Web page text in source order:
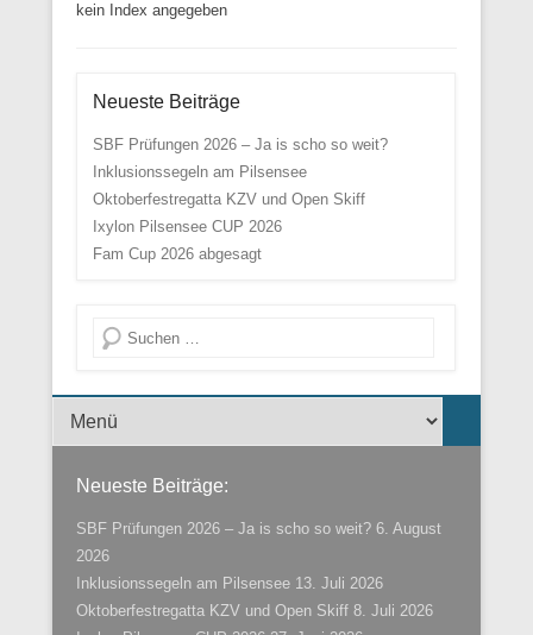
kein Index angegeben
Neueste Beiträge
SBF Prüfungen 2026 – Ja is scho so weit?
Inklusionssegeln am Pilsensee
Oktoberfestregatta KZV und Open Skiff
Ixylon Pilsensee CUP 2026
Fam Cup 2026 abgesagt
Suche
Menü der Fußzeile
Neueste Beiträge:
SBF Prüfungen 2026 – Ja is scho so weit? 6. August
2026
Inklusionssegeln am Pilsensee 13. Juli 2026
Oktoberfestregatta KZV und Open Skiff 8. Juli 2026